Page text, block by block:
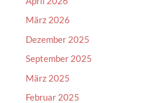
März 2026
Dezember 2025
September 2025
März 2025
Februar 2025